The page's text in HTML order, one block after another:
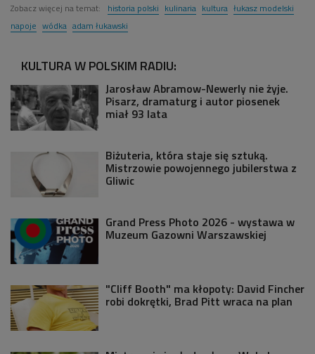
Zobacz więcej na temat: historia polski kulinaria kultura łukasz modelski
napoje wódka adam łukawski
KULTURA W POLSKIM RADIU:
Jarosław Abramow-Newerly nie żyje.
Pisarz, dramaturg i autor piosenek
miał 93 lata
Biżuteria, która staje się sztuką.
Mistrzowie powojennego jubilerstwa z
Gliwic
Grand Press Photo 2026 - wystawa w
Muzeum Gazowni Warszawskiej
"Cliff Booth" ma kłopoty: David Fincher
robi dokrętki, Brad Pitt wraca na plan